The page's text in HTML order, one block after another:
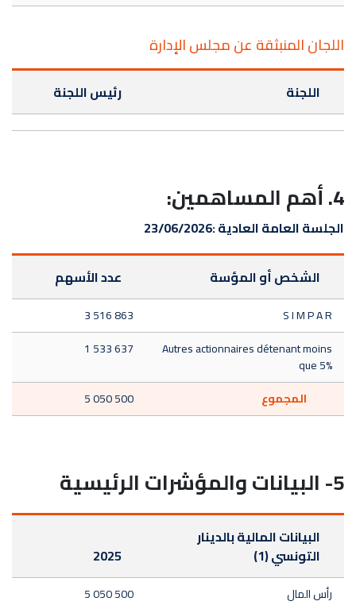
اللجان المنبثقة عن مجلس الإدارة
اللجنة رئيس اللجنة
4. أهم المساهمين:
الجلسة العامة العادية :23/06/2026
الشخص أو المؤسة عدد الأسهم
S I M P A R
3 516 863
Autres actionnaires détenant moins
que 5%
1 533 637
المجموع 5 050 500
5- البيانات والمؤشرات الرئيسية
البيانات المالية بالدينار
التونسي (1)
2025
رأس المال
5 050 500